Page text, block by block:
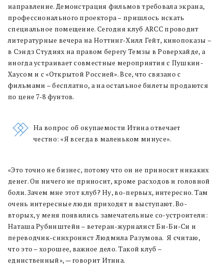
направление. Демонстрация фильмов требовала экрана,
профессионального проектора – пришлось искать
специальное помещение. Сегодня клуб ARCC проводит
литературные вечера на Ноттинг-Хилл Гейт, кинопоказы –
в Сэндз Студиях на правом берегу Темзы в Роверхайде, а
иногда устраивает совместные мероприятия с Пушкин-
Хаусом и с «Открытой Россией». Все, что связано с
фильмами – бесплатно, а на остальное билеты продаются
по цене 7-8 фунтов.
На вопрос об окупаемости Итина отвечает
честно: «Я всегда в маленьком минусе».
«Это точно не бизнес, потому что он не приносит никаких
денег. Он ничего не приносит, кроме расходов и головной
боли. Зачем мне этот клуб? Ну, во-первых, интересно. Там
очень интересные люди приходят и выступают. Во-
вторых, у меня появились замечательные со-устроители:
Наташа Рубинштейн – ветеран-журналист Би-Би-Си и
переводчик-синхронист Людмила Разумова. Я считаю,
что это – хорошее, важное дело. Такой клуб –
единственный», — говорит Итина.